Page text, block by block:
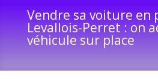
Vendre sa voiture en
Levallois-Perret : on
véhicule sur place